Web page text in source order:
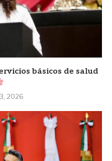
básicos de salud
2026